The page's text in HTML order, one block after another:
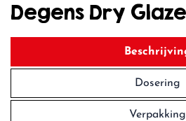
Degens Dry
Dosering
Verpakking